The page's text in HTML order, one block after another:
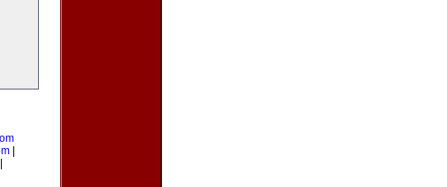
|